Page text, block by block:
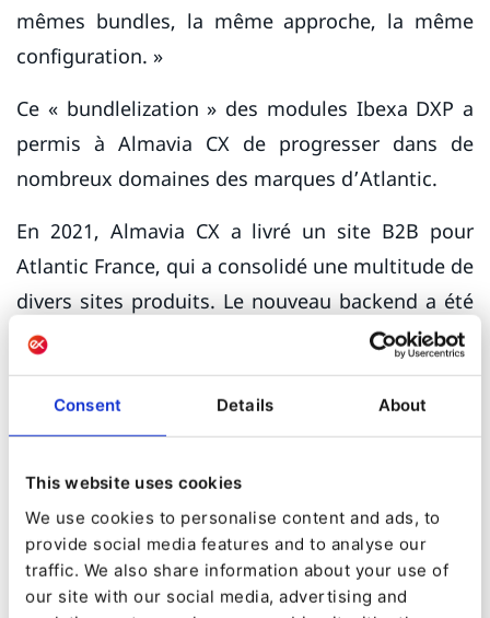
Consent Details About
This website uses cookies
We use cookies to personalise content and ads, to
provide social media features and to analyse our
traffic. We also share information about your use of
our site with our social media, advertising and
mêmes bundles, la même approche, la même
configuration. »
Ce « bundlelization » des modules Ibexa DXP a
permis à Almavia CX de progresser dans de
nombreux domaines des marques d’Atlantic.
En 2021, Almavia CX a livré un site B2B pour
Atlantic France, qui a consolidé une multitude de
divers sites produits. Le nouveau backend a été
segmenté horizontalement avec trois niveaux de
visibilité du contenu – ouvert et accessible à
tous, visible mais pas accessible à tous, et
contenu disponible uniquement après la
connexion. Un bon exemple du deuxième niveau
serait un PDF avec les spécifications du produit -
vous pouvez voir qu’il est en ligne, mais pour
l’ouvrir ou l’envoyer par e-mail à un client, vous